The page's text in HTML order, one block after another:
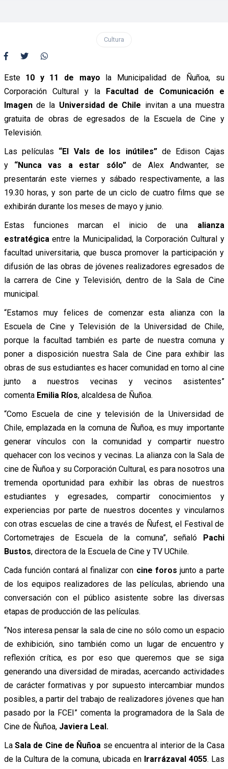
Cultura
Este10 y 11 de mayo la Municipalidad de Ñuñoa, su
Corporación Cultural y la Facultad de Comunicación e
Imagende la Universidad de Chile invitan a una muestra
gratuita de obras de egresados de la Escuela de Cine y
Televisión.
Las películas “El Vals de los inútiles”de Edison Cajas
y“Nunca vas a estar sólo”de Alex Andwanter, se
presentarán este viernes y sábado respectivamente, a las
19.30 horas, y son parte de un ciclo de cuatro films que se
exhibirán durante los meses de mayo y junio.
Estas funciones marcan el inicio de una alianza
estratégica entre la Municipalidad, la Corporación Cultural y
facultad universitaria, que busca promover la participación y
difusión de las obras de jóvenes realizadores egresados de
la carrera de Cine y Televisión, dentro de la Salade Cine
municipal.
“Estamos muy felices de comenzar esta alianza con la
Escuela de Cine y Televisión de la Universidad de Chile,
porque la facultad también es parte de nuestra comuna y
poner a disposición nuestraSala de Cine para exhibir las
obras de sus estudiantes es hacer comunidad en torno al cine
junto a nuestros vecinas y vecinos asistentes”
comenta Emilia Ríos, alcaldesa de Ñuñoa.
“Como Escuela de cine y televisión de la Universidad de
Chile, emplazada en la comuna de Ñuñoa, es muy importante
generar vínculos con la comunidad y compartir nuestro
quehacer con los vecinos y vecinas. La alianza con la Salade
cine de Ñuñoa y su Corporación Cultural, es para nosotros una
tremenda oportunidad para exhibir las obras de nuestros
estudiantes y egresades, compartir conocimientos y
experiencias por parte de nuestros docentes y vincularnos
con otras escuelas de cine a través de Ñufest, el Festival de
Cortometrajes de Escuela de la comuna”, señaló Pachi
Bustos, directora de la Escuela de Cine y TV UChile.
Cada función contará al finalizar con cine forosjunto a parte
de los equipos realizadores de las películas, abriendo una
conversación con el público asistente sobre las diversas
etapas de producción de las películas.
“Nos interesa pensar la salade cine no sólo como un espacio
de exhibición, sino también como un lugar de encuentro y
reflexión crítica, es por eso que queremos que se siga
generando una diversidad de miradas, acercando actividades
de carácter formativas y por supuesto intercambiar mundos
posibles, a partir del trabajo de realizadores jóvenes que han
pasado por la FCEI” comenta la programadora de la Salade
Cine de Ñuñoa,Javiera Leal.
La Sala de Cine de Ñuñoa se encuentra al interior de la Casa
de la Cultura de la comuna, ubicada enIrarrázaval 4055. Las